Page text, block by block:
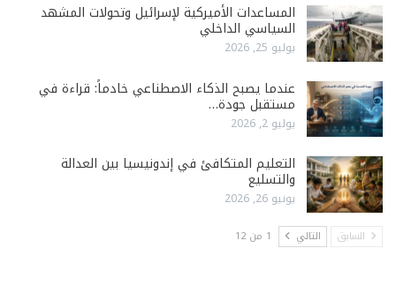
المساعدات الأميركية لإسرائيل وتحولات المشهد
السياسي الداخلي
يوليو 25, 2026
عندما يصبح الذكاء الاصطناعي خادماً: قراءة في
مستقبل جودة…
يوليو 2, 2026
التعليم المتكافئ في إندونيسيا بين العدالة
والتسليع
يونيو 26, 2026
السابق التالي 1 من 12